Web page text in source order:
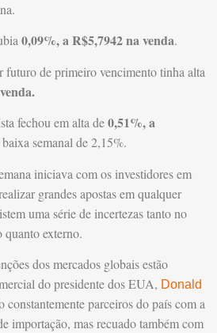
0,09%, a R$5,7942 na venda.
futuro de primeiro vencimento tinha alta
fechou em alta de0,51%, a
semanal de 2,15%.
iniciava com os investidores em
grandes apostas em qualquer
uma série de incertezas tanto no
externo.
dos mercados globais estão
do presidente dos EUA, Donald
constantemente parceiros do país com a
importação, mas recuado também com